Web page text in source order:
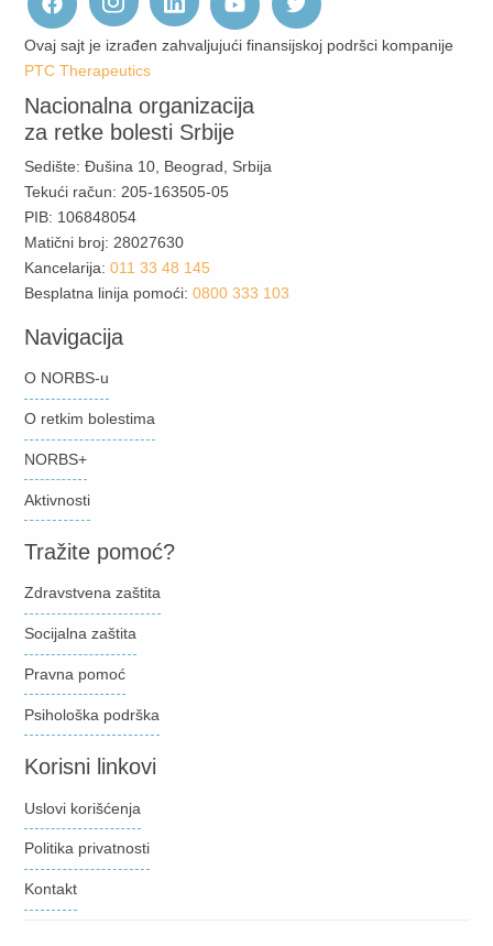
Ovaj sajt je izrađen zahvaljujući finansijskoj podršci kompanije
PTC Therapeutics
Nacionalna organizacija
za retke bolesti Srbije
Sedište: Đušina 10, Beograd, Srbija
Tekući račun: 205-163505-05
PIB: 106848054
Matični broj: 28027630
Kancelarija: 011 33 48 145
Besplatna linija pomoći: 0800 333 103
Navigacija
O NORBS-u
O retkim bolestima
NORBS+
Aktivnosti
Tražite pomoć?
Zdravstvena zaštita
Socijalna zaštita
Pravna pomoć
Psihološka podrška
Korisni linkovi
Uslovi korišćenja
Politika privatnosti
Kontakt